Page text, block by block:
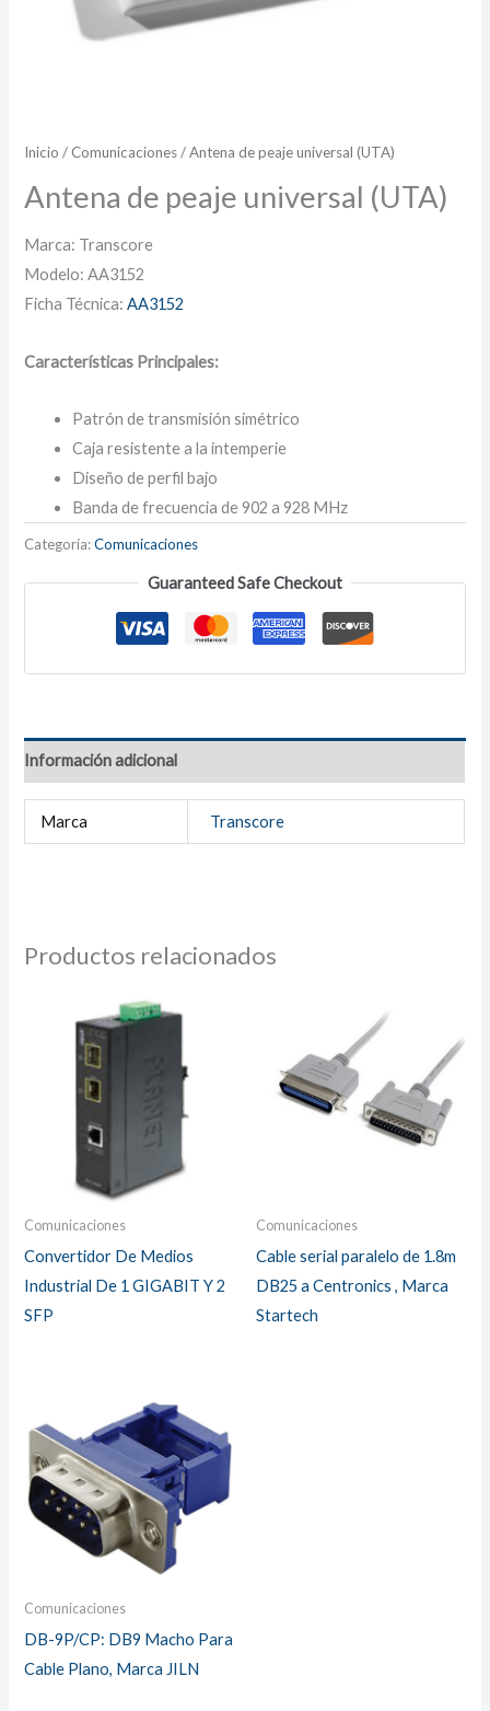
Inicio / Comunicaciones/ Antena de peaje universal (UTA)
Antena de peaje universal (UTA)
Marca: Transcore
Modelo: ‎AA3152
Ficha Técnica:AA3152
Características Principales:
Patrón de transmisión simétrico
Caja resistente a la intemperie
Diseño de perfil bajo
Banda de frecuencia de 902 a 928 MHz
Categoría:Comunicaciones
Guaranteed Safe Checkout
Información adicional
Marca Transcore
Productos relacionados
Comunicaciones
Convertidor De Medios
Industrial De 1 GIGABIT Y 2
SFP
Comunicaciones
Cable serial paralelo de 1.8m
DB25 a Centronics , Marca
Startech
Comunicaciones
DB-9P/CP: DB9 Macho Para
Cable Plano, Marca JILN